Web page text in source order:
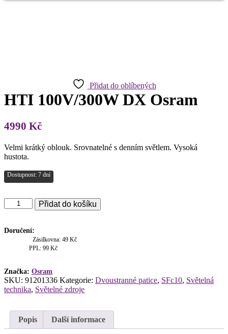
Přidat do oblíbených
HTI 100V/300W DX Osram
4990 Kč
Velmi krátký oblouk. Srovnatelné s denním světlem. Vysoká
hustota.
Dostupnost: 7 dní
100V/300W
Osram
Přidat do košíku
Doručení:
Zásilkovna: 49 Kč
PPL: 99 Kč
Značka: Osram
SKU: 91201336 Kategorie: Dvoustranné patice, SFc10, Světelná
technika, Světelné zdroje
Popis Další informace